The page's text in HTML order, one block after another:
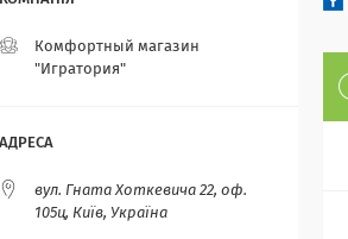
Комфортный магазин
"Игратория"
вул. Гната Хоткевича 22, оф.
105ц, Київ, Україна